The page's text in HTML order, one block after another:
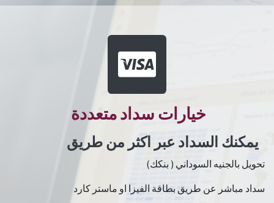
خيارات سداد متعددة
يمكنك السداد عبر اكثر من طريق
تحويل بالجنيه السوداني ( بنكك)
سداد مباشر عن طريق بطاقة الفيزا او ماستر كارد